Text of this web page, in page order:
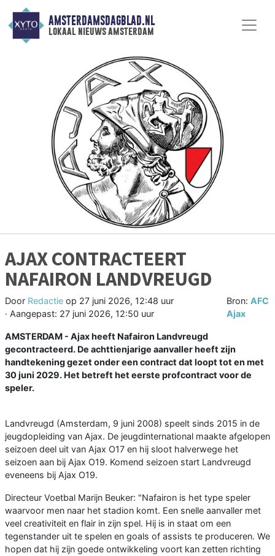
AMSTERDAMSDAGBLAD.NL
lokaal nieuws amsterdam
AJAX CONTRACTEERT
NAFAIRON LANDVREUGD
Door Redactie op 27 juni 2026, 12:48 uur
· Aangepast: 27 juni 2026, 12:50 uur
Bron: AFC
Ajax
AMSTERDAM - Ajax heeft Nafairon Landvreugd
gecontracteerd. De achttienjarige aanvaller heeft zijn
handtekening gezet onder een contract dat loopt tot en met
30 juni 2029. Het betreft het eerste profcontract voor de
speler.
Landvreugd (Amsterdam, 9 juni 2008) speelt sinds 2015 in de
jeugdopleiding van Ajax. De jeugdinternational maakte afgelopen
seizoen deel uit van Ajax O17 en hij sloot halverwege het
seizoen aan bij Ajax O19. Komend seizoen start Landvreugd
eveneens bij Ajax O19.
Directeur Voetbal Marijn Beuker: "Nafairon is het type speler
waarvoor men naar het stadion komt. Een snelle aanvaller met
veel creativiteit en flair in zijn spel. Hij is in staat om een
tegenstander uit te spelen en goals of assists te produceren. We
hopen dat hij zijn goede ontwikkeling voort kan zetten richting